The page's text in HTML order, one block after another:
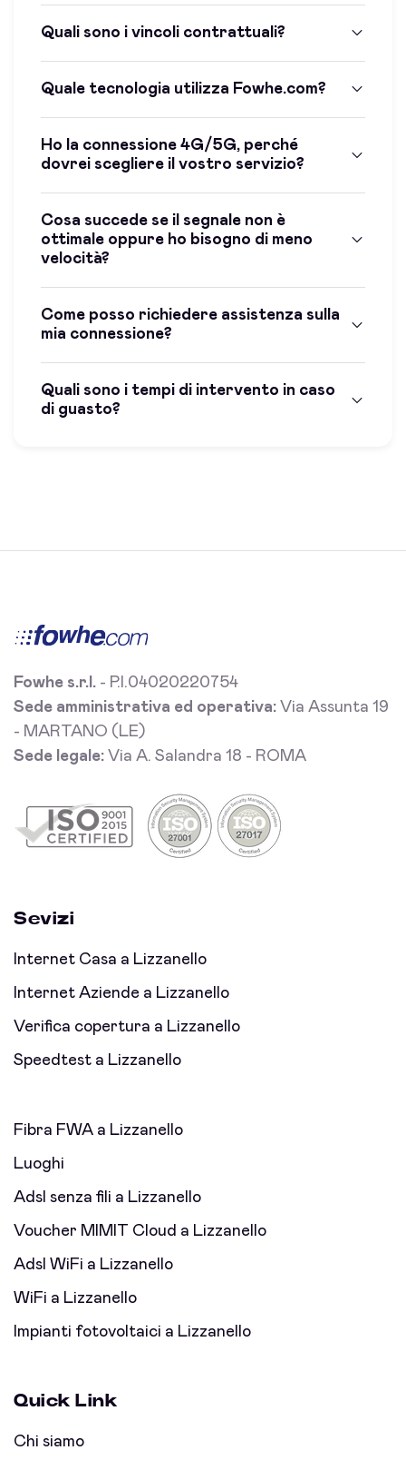
Quali sono i vincoli contrattuali?
Quale tecnologia utilizza Fowhe.com?
Ho la connessione 4G/5G, perché
dovrei scegliere il vostro servizio?
Cosa succede se il segnale non è
ottimale oppure ho bisogno di meno
velocità?
Come posso richiedere assistenza sulla
mia connessione?
Quali sono i tempi di intervento in caso
di guasto?
Fowhe s.r.l. - P.I.04020220754
Sede amministrativa ed operativa: Via Assunta 19
- MARTANO (LE)
Sede legale: Via A. Salandra 18 - ROMA
Sevizi
Internet Casa a Lizzanello
Internet Aziende a Lizzanello
Verifica copertura a Lizzanello
Speedtest a Lizzanello
Fibra FWA a Lizzanello
Luoghi
Adsl senza fili a Lizzanello
Voucher MIMIT Cloud a Lizzanello
Adsl WiFi a Lizzanello
WiFi a Lizzanello
Impianti fotovoltaici a Lizzanello
Quick Link
Chi siamo